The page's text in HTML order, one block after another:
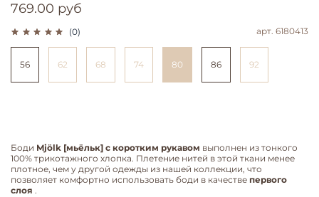
(0) арт. 6180413
769.00 руб
56 62 68 74 80 86 92
Боди Mjölk [мьёльк] с коротким рукавом выполнен из тонкого
100% трикотажного хлопка. Плетение нитей в этой ткани менее
плотное, чем у другой одежды из нашей коллекции, что
позволяет комфортно использовать боди в качестве первого
слоя .